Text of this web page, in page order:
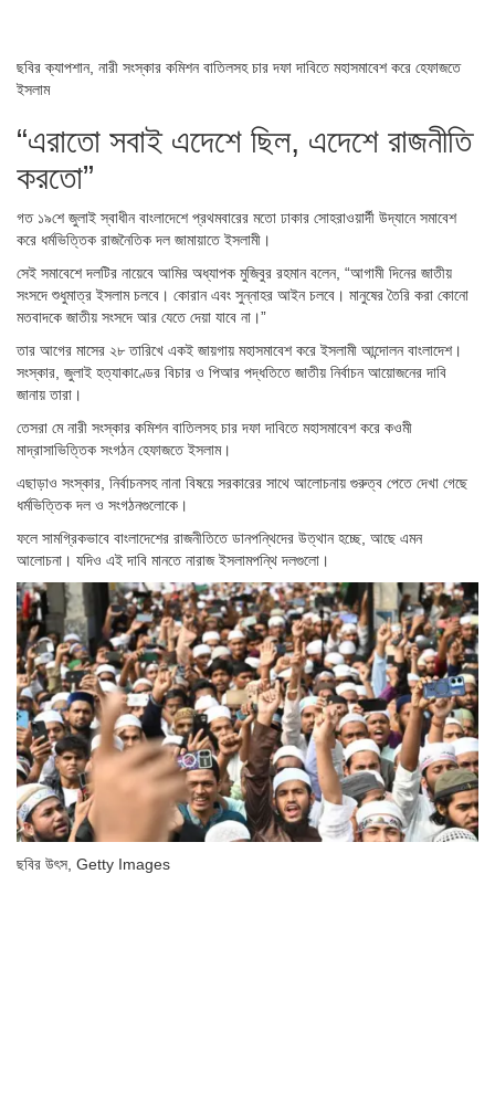
ছবির ক্যাপশান, নারী সংস্কার কমিশন বাতিলসহ চার দফা দাবিতে মহাসমাবেশ করে হেফাজতে
ইসলাম
“এরাতো সবাই এদেশে ছিল, এদেশে রাজনীতি
করতো”
গত ১৯শে জুলাই স্বাধীন বাংলাদেশে প্রথমবারের মতো ঢাকার সোহরাওয়ার্দী উদ্যানে সমাবেশ
করে ধর্মভিত্তিক রাজনৈতিক দল জামায়াতে ইসলামী।
সেই সমাবেশে দলটির নায়েবে আমির অধ্যাপক মুজিবুর রহমান বলেন, “আগামী দিনের জাতীয়
সংসদে শুধুমাত্র ইসলাম চলবে। কোরান এবং সুন্নাহর আইন চলবে। মানুষের তৈরি করা কোনো
মতবাদকে জাতীয় সংসদে আর যেতে দেয়া যাবে না।”
তার আগের মাসের ২৮ তারিখে একই জায়গায় মহাসমাবেশ করে ইসলামী আন্দোলন বাংলাদেশ।
সংস্কার, জুলাই হত্যাকাণ্ডের বিচার ও পিআর পদ্ধতিতে জাতীয় নির্বাচন আয়োজনের দাবি
জানায় তারা।
তেসরা মে নারী সংস্কার কমিশন বাতিলসহ চার দফা দাবিতে মহাসমাবেশ করে কওমী
মাদ্রাসাভিত্তিক সংগঠন হেফাজতে ইসলাম।
এছাড়াও সংস্কার, নির্বাচনসহ নানা বিষয়ে সরকারের সাথে আলোচনায় গুরুত্ব পেতে দেখা গেছে
ধর্মভিত্তিক দল ও সংগঠনগুলোকে।
ফলে সামগ্রিকভাবে বাংলাদেশের রাজনীতিতে ডানপন্থিদের উত্থান হচ্ছে, আছে এমন
আলোচনা। যদিও এই দাবি মানতে নারাজ ইসলামপন্থি দলগুলো।
ছবির উৎস, Getty Images